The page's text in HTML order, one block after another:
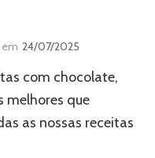
24/07/2025
com chocolate,
melhores que
as nossas receitas